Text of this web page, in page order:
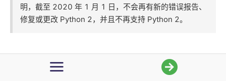
10. if语句
12. if语句嵌套
明，截至 2020 年 1 月 1 日，不会再有新的错误报告、
修复或更改 Python 2，并且不再支持 Python 2。